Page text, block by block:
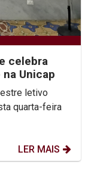
celebra
Unicap
letivo
quarta-feira
LER MAIS